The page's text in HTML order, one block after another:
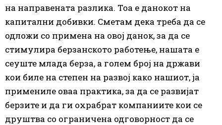
на направената разлика. Тоа е данокот на
капитални добивки. Сметам дека треба да се
одложи со примена на овој данок, за да се
стимулира берзанското работење, нашата е
сеуште млада берза, а голем број на држави
кои биле на степен на развој како нашиот, ја
примениле оваа практика, за да се развијат
берзите и да ги охрабрат компаниите кои се
друштва со ограничена одговорност да се